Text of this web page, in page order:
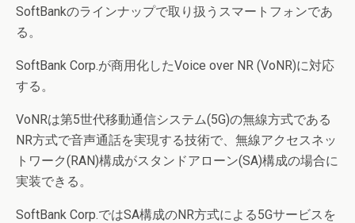
SoftBankのラインナップで取り扱うスマートフォンであ
る。
SoftBank Corp.が商用化したVoice over NR (VoNR)に対応
する。
VoNRは第5世代移動通信システム(5G)の無線方式である
NR方式で音声通話を実現する技術で、無線アクセスネッ
トワーク(RAN)構成がスタンドアローン(SA)構成の場合に
実装できる。
SoftBank Corp.ではSA構成のNR方式による5Gサービスを